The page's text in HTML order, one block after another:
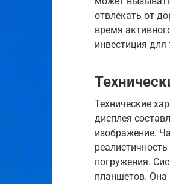
отвлекать от
время
инвестиция для
Технические
дисплея
изображение.
погружения.
планшетов.